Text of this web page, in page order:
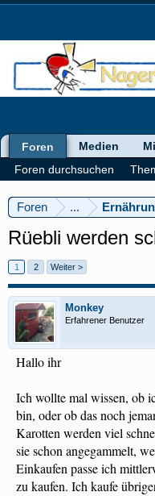
Foren ...
Rüebli werden
1 2 Weiter >
Monkey
Erfahrener Benutzer
Hallo ihr
Ich wollte mal wissen, ob
bin, oder ob das noch
Karotten werden viel
sie schon angegammelt,
Einkaufen passe ich
zu kaufen. Ich kaufe
Foren
Foren durchsuchen
Medien